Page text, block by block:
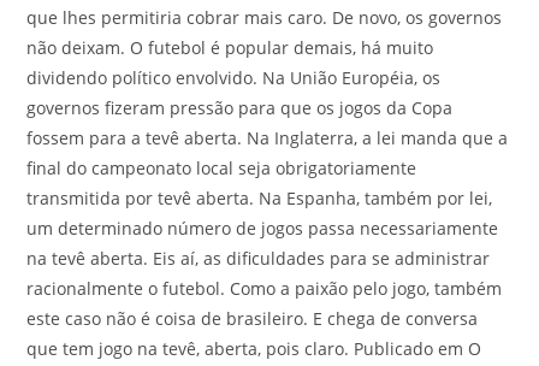
que lhes permitiria cobrar mais caro. De novo, os governos
não deixam. O futebol é popular demais, há muito
dividendo político envolvido. Na União Européia, os
governos fizeram pressão para que os jogos da Copa
fossem para a tevê aberta. Na Inglaterra, a lei manda que a
final do campeonato local seja obrigatoriamente
transmitida por tevê aberta. Na Espanha, também por lei,
um determinado número de jogos passa necessariamente
na tevê aberta. Eis aí, as dificuldades para se administrar
racionalmente o futebol. Como a paixão pelo jogo, também
este caso não é coisa de brasileiro. E chega de conversa
que tem jogo na tevê, aberta, pois claro. Publicado em O